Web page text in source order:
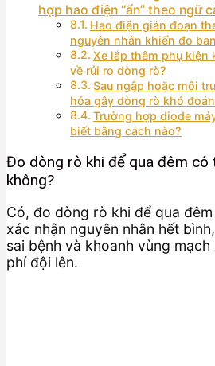
hợp hao điện “ẩn” theo ngữ
Hao điện gián đoạn
nguyên nhân khiến đo
Xe lắp thêm phụ kiện
về rủi ro dòng rò?
Sau ngập hoặc môi
hóa gây dòng rò khó
Trường hợp diode
biết bằng cách nào?
Đo dòng rò khi để qua đêm có
không?
Có, đo dòng rò khi để qua
xác nhận nguyên nhân hết
sai bệnh và khoanh vùng
phí đội lên.